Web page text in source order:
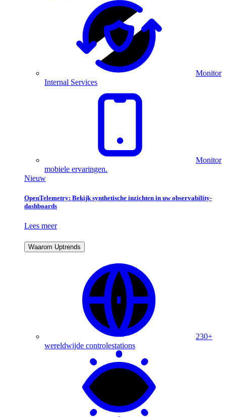
Monitor
Internal Services
Monitor
mobiele ervaringen.
Nieuw
OpenTelemetry: Bekijk synthetische inzichten in uw observability-
dashboards
Lees meer
Waarom Uptrends
230+
wereldwijde controlestations